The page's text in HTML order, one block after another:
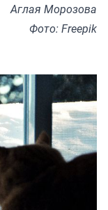
Аглая Морозова
Фото: Freepik